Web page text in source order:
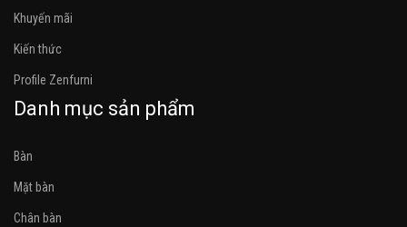
Khuyến mãi
Kiến thức
Profile Zenfurni
Danh mục sản phẩm
Bàn
Mặt bàn
Chân bàn